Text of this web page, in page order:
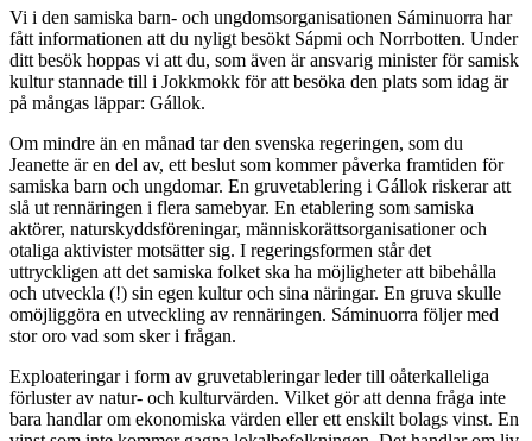
Vi i den samiska barn- och ungdomsorganisationen Sáminuorra har
fått informationen att du nyligt besökt Sápmi och Norrbotten. Under
ditt besök hoppas vi att du, som även är ansvarig minister för samisk
kultur stannade till i Jokkmokk för att besöka den plats som idag är
på mångas läppar: Gállok.
Om mindre än en månad tar den svenska regeringen, som du
Jeanette är en del av, ett beslut som kommer påverka framtiden för
samiska barn och ungdomar. En gruvetablering i Gállok riskerar att
slå ut rennäringen i flera samebyar. En etablering som samiska
aktörer, naturskyddsföreningar, människorättsorganisationer och
otaliga aktivister motsätter sig. I regeringsformen står det
uttryckligen att det samiska folket ska ha möjligheter att bibehålla
och utveckla (!) sin egen kultur och sina näringar. En gruva skulle
omöjliggöra en utveckling av rennäringen. Sáminuorra följer med
stor oro vad som sker i frågan.
Exploateringar i form av gruvetableringar leder till oåterkalleliga
förluster av natur- och kulturvärden. Vilket gör att denna fråga inte
bara handlar om ekonomiska värden eller ett enskilt bolags vinst. En